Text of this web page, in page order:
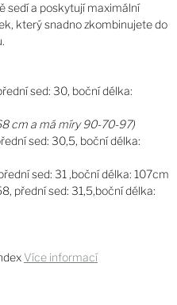
sedí a poskytují maximální
který snadno zkombinujete do
sed: 30, boční délka:
cm a má míry 90-70-97)
sed: 30,5, boční délka:
sed: 31 ,boční délka: 107cm
přední sed: 31,5,boční délka:
Více informací